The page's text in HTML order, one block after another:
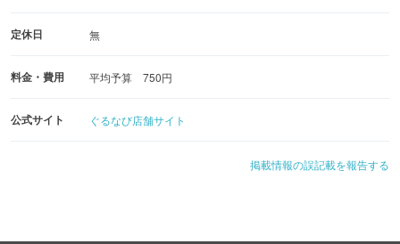
定休日 無
料金・費用 平均予算 750円
公式サイト ぐるなび店舗サイト
掲載情報の誤記載を報告する